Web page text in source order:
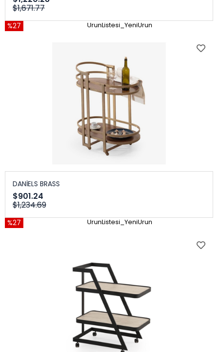
$1,671.77
%27 UrunListesi_YeniUrun
DANİELS BRASS
$901.24
$1,234.69
%27 UrunListesi_YeniUrun